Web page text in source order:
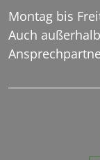
Montag bis
Auch